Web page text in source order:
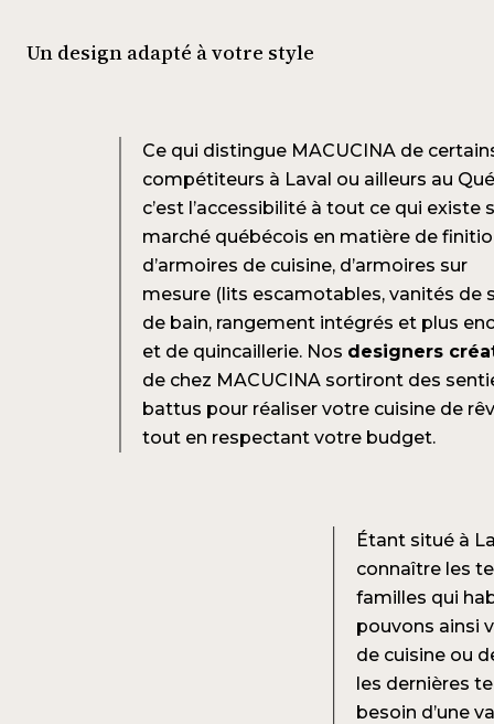
Un design adapté à votre style
Ce qui distingue MACUCINA de
compétiteurs à Laval ou ailleurs au
c’est l’accessibilité à tout ce qui existe
marché québécois en matière de
d’armoires de cuisine, d’armoires sur
mesure (lits escamotables, vanités de
de bain, rangement intégrés et plus
et de quincaillerie. Nos designers
de chez MACUCINA sortiront des
battus pour réaliser votre cuisine de
tout en respectant votre budget.
Étant situé à
connaître les
familles qui
pouvons ainsi
de cuisine ou
les dernières
besoin d’une